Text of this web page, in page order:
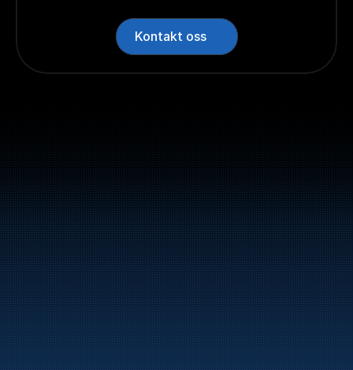
Kontakt oss
47
Bunker Oil leverer drivstoff og energiprodukter
langs hele norskekysten.